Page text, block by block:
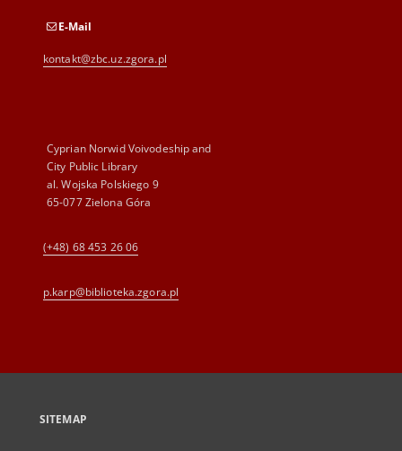
E-Mail
kontakt@zbc.uz.zgora.pl
Cyprian Norwid Voivodeship and
City Public Library
al. Wojska Polskiego 9
65-077 Zielona Góra
(+48) 68 453 26 06
p.karp@biblioteka.zgora.pl
SITEMAP